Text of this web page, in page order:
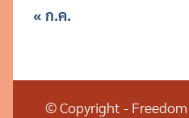
« ก.ค.
© Copyright - Freedom